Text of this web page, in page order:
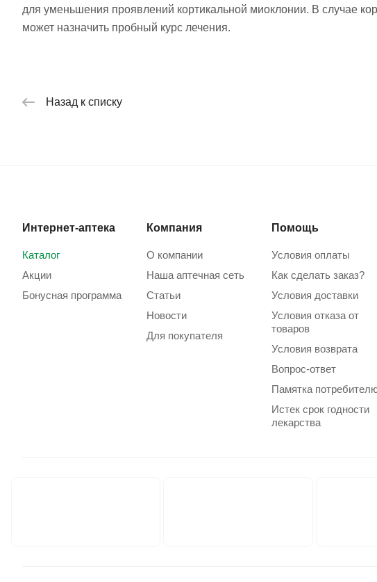
для уменьшения проявлений кортикальной миоклонии. В случае
может назначить пробный курс лечения.
Назад к списку
Интернет-аптека
Каталог
Акции
Бонусная программа
Компания
О компании
Наша аптечная сеть
Статьи
Новости
Для покупателя
Помощь
Условия оплаты
Как сделать заказ?
Условия доставки
Условия отказа от
товаров
Условия возврата
Вопрос-ответ
Памятка
Истек срок годности
лекарства